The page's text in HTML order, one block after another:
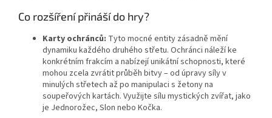
Co rozšíření přináší do hry?
Karty ochránců: Tyto mocné entity zásadně mění
dynamiku každého druhého střetu. Ochránci náleží ke
konkrétním frakcím a nabízejí unikátní schopnosti, které
mohou zcela zvrátit průběh bitvy – od úpravy síly v
minulých střetech až po manipulaci s žetony na
soupeřových kartách. Využijte sílu mystických zvířat, jako
je Jednorožec, Slon nebo Kočka.